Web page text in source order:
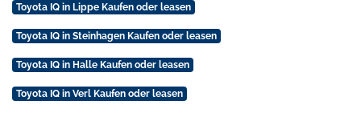
Toyota IQ in Lippe Kaufen oder leasen
Toyota IQ in Steinhagen Kaufen oder leasen
Toyota IQ in Halle Kaufen oder leasen
Toyota IQ in Verl Kaufen oder leasen